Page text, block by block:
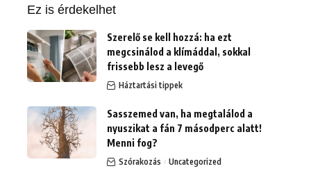
Ez is érdekelhet
Szerelő se kell hozzá: ha ezt
megcsinálod a klímáddal, sokkal
frissebb lesz a levegő
Háztartási tippek
Sasszemed van, ha megtalálod a
nyuszikat a fán 7 másodperc alatt!
Menni fog?
Szórakozás Uncategorized